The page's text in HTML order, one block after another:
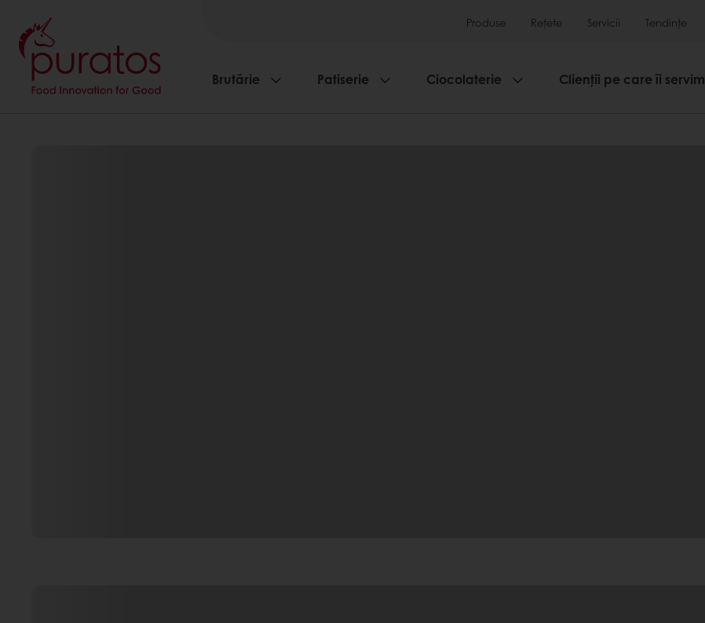
Produse Rețete Servicii Tendințe
Brutărie Patiserie Ciocolaterie Clienții pe care îi servim